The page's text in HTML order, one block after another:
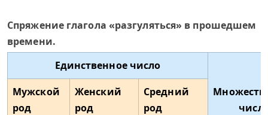
Спряжение глагола «разгуляться» в прошедшем
времени.
Единственное число
Мужской
род
Женский
род
Средний
род